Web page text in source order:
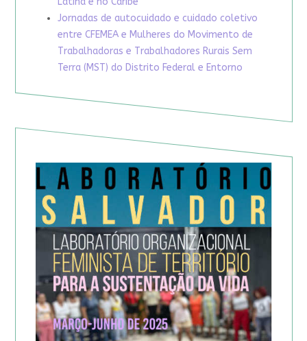
Jornadas de autocuidado e cuidado coletivo
entre CFEMEA e Mulheres do Movimento de
Trabalhadoras e Trabalhadores Rurais Sem
Terra (MST) do Distrito Federal e Entorno